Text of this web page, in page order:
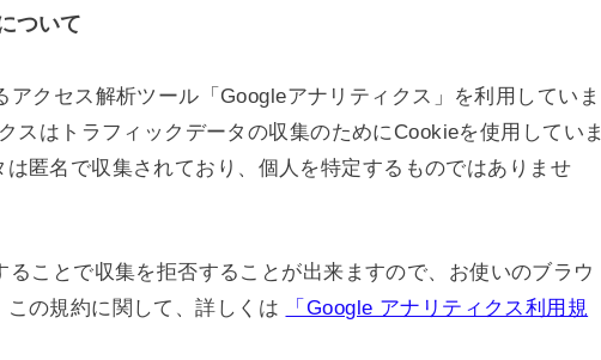
ついて
アクセス解析ツール「Googleアナリティクス」を利用していま
スはトラフィックデータの収集のためにCookieを使用していま
匿名で収集されており、個人を特定するものではありませ
ることで収集を拒否することが出来ますので、お使いのブラウ
の規約に関して、詳しくは
「Google アナリティクス利用規